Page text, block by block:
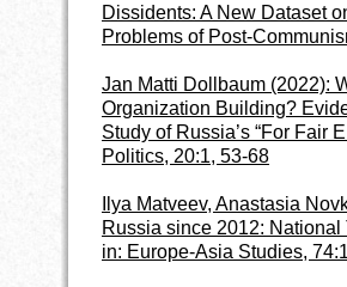
Dissidents: A New Dataset
Problems of Post-
Jan Matti Dollbaum (2022):
Organization Building?
Study of Russia’s “For Fair
Politics, 20:1, 53-68
Ilya Matveev, Anastasia
Russia since 2012:
in: Europe-Asia Studies,